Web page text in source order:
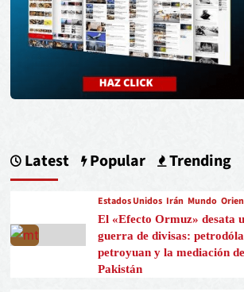
Latest Popular Trending
Estados Unidos Irán Mundo
El «Efecto Ormuz» desata
guerra de divisas:
petroyuan y la mediación de
Pakistán